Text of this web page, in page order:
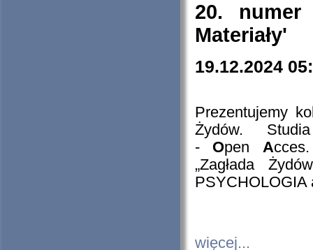
20. numer
Materiały'
19.12.2024
Prezentujemy
Żydów.
- Open A
„Zagłada
PSYCHOLOGIA
więcej...